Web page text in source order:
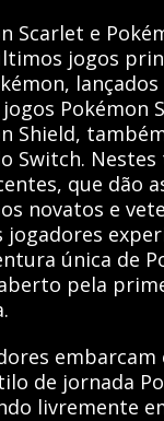
Scarlet e
jogos
Pokémon
Shield,
Switch.
que dão
novatos e
jogadores
única de
pela
embarcam
de jornada
livremente